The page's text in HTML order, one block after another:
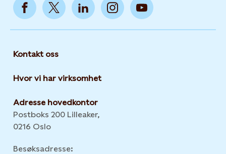
Kontakt oss
Hvor vi har virksomhet
Adresse hovedkontor
Postboks 200 Lilleaker,
0216 Oslo
Besøksadresse: